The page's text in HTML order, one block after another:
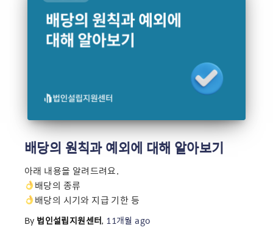
배당의 원칙과 예외에 대해 알아보기
아래 내용을 알려드려요.
배당의 종류
배당의 시기와 지급 기한 등
By 법인설립지원센터, 11개월 ago